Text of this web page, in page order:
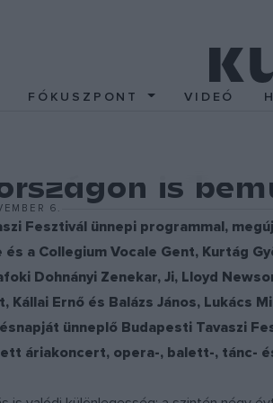
FÓKUSZPONT VIDEÓ
is
6.
Fesztivál ünnepi programmal,
a Collegium Vocale Gent, Kurtág
Dohnányi Zenekar, Ji, Lloyd
Kállai Ernő és Balázs János, Lukács
ünneplő Budapesti Tavaszi
áriakoncert, opera-, balett-, tánc-